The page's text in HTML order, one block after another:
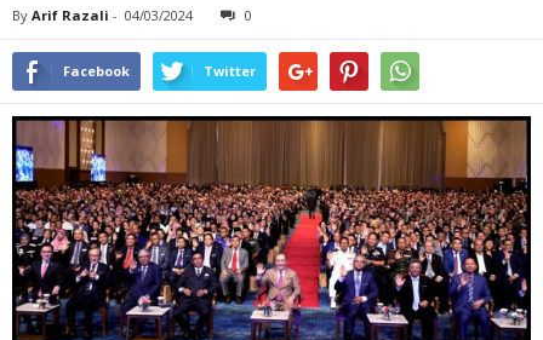
By Arif Razali - 04/03/2024 0
Facebook Twitter